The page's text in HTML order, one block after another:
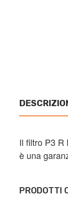
Il filtro P3 R
è una
PRODOTTI